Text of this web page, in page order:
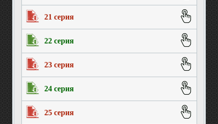
21 серия
22 серия
23 серия
24 серия
25 серия